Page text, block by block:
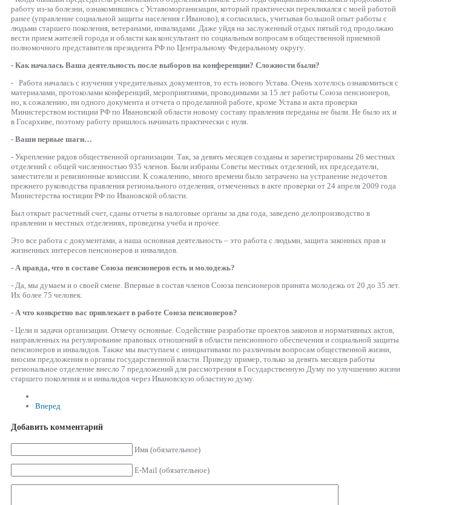
работу из-за болезни, ознакомившись с Уставоморганизации, который практически перекликался с моей работой
ранее (управление социальной защиты населения г.Иваново), я согласилась, учитывая большой опыт работы с
людьми старшего поколения, ветеранами, инвалидами. Даже уйдя на заслуженный отдых пятый год продолжаю
вести прием жителей города и области как консультант по социальным вопросам в общественной приемной
полномочного представителя президента РФ по Центральному Федеральному округу.
- Как началась Ваша деятельность после выборов на конференции? Сложности были?
- Работа началась с изучения учредительных документов, то есть нового Устава. Очень хотелось ознакомиться с
материалами, протоколами конференций, мероприятиями, проводимыми за 15 лет работы Союза пенсионеров,
но, к сожалению, ни одного документа и отчета о проделанной работе, кроме Устава и акта проверки
Министерством юстиции РФ по Ивановской области новому составу правления переданы не были. Не было их и
в Госархиве, поэтому работу пришлось начинать практически с нуля.
- Ваши первые шаги…
- Укрепление рядов общественной организации. Так, за девять месяцев созданы и зарегистрированы 26 местных
отделений с общей численностью 935 членов. Были избраны Советы местных отделений, их председатели,
заместители и ревизионные комиссии. К сожалению, много времени было затрачено на устранение недочетов
прежнего руководства правления регионального отделения, отмеченных в акте проверки от 24 апреля 2009 года
Министерства юстиции РФ по Ивановской области.
Был открыт расчетный счет, сданы отчеты в налоговые органы за два года, заведено делопроизводство в
правлении и местных отделениях, проведена учеба и прочее.
Это все работа с документами, а наша основная деятельность – это работа с людьми, защита законных прав и
жизненных интересов пенсионеров и инвалидов.
- А правда, что в составе Союза пенсионеров есть и молодежь?
- Да, мы думаем и о своей смене. Впервые в состав членов Союза пенсионеров принята молодежь от 20 до 35 лет.
Их более 75 человек.
- А что конкретно вас привлекает в работе Союза пенсионеров?
- Цели и задачи организации. Отмечу основные. Содействие разработке проектов законов и нормативных актов,
направленных на регулирование правовых отношений в области пенсионного обеспечения и социальной защиты
пенсионеров и инвалидов. Также мы выступаем с инициативами по различным вопросам общественной жизни,
вносим предложения в органы государственной власти. Приведу пример, только за девять месяцев работы
региональное отделение внесло 7 предложений для рассмотрения в Государственную Думу по улучшению жизни
старшего поколения и и инвалидов через Ивановскую областную думу.
Вперед
Добавить комментарий
Имя (обязательное)
E-Mail (обязательное)